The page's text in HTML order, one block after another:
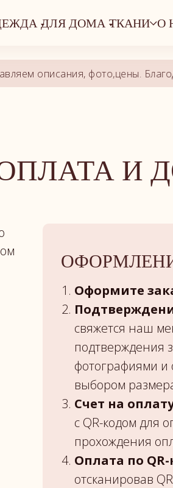
ДЛЯ ДОМА ТКАНИ О
описания, фото,цены.
И
Оформите
свяжется наш
подтверждения
фотографиями и
выбором
Счет на
с QR-кодом для
прохождения
Оплата по QR-
отсканировав